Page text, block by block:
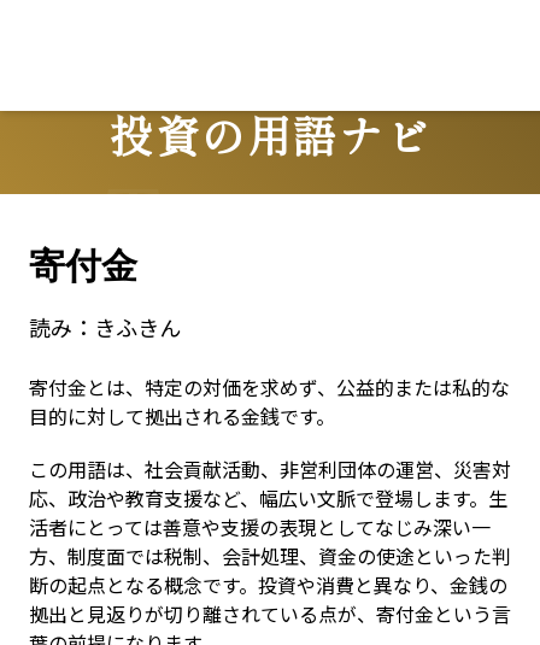
投資の用語ナビ
Terms
寄付金
読み： きふきん
寄付金とは、特定の対価を求めず、公益的または私的な
目的に対して拠出される金銭です。
この用語は、社会貢献活動、非営利団体の運営、災害対
応、政治や教育支援など、幅広い文脈で登場します。生
活者にとっては善意や支援の表現としてなじみ深い一
方、制度面では税制、会計処理、資金の使途といった判
断の起点となる概念です。投資や消費と異なり、金銭の
拠出と見返りが切り離されている点が、寄付金という言